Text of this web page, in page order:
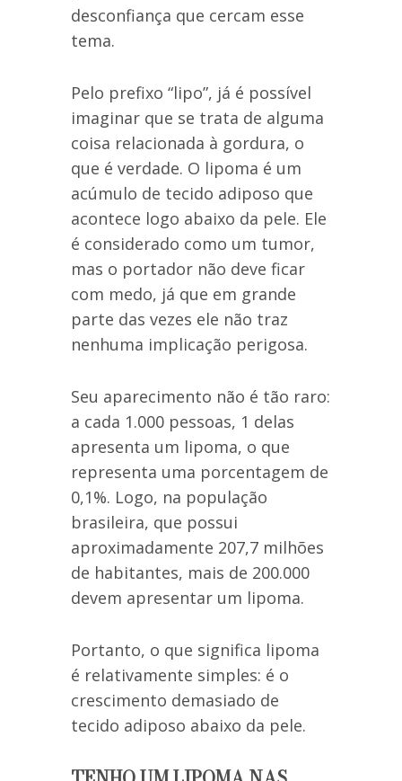
desconfiança que cercam esse
tema.
Pelo prefixo “lipo”, já é possível
imaginar que se trata de alguma
coisa relacionada à gordura, o
que é verdade. O lipoma é um
acúmulo de tecido adiposo que
acontece logo abaixo da pele. Ele
é considerado como um tumor,
mas o portador não deve ficar
com medo, já que em grande
parte das vezes ele não traz
nenhuma implicação perigosa.
Seu aparecimento não é tão raro:
a cada 1.000 pessoas, 1 delas
apresenta um lipoma, o que
representa uma porcentagem de
0,1%. Logo, na população
brasileira, que possui
aproximadamente 207,7 milhões
de habitantes, mais de 200.000
devem apresentar um lipoma.
Portanto, o que significa lipoma
é relativamente simples: é o
crescimento demasiado de
tecido adiposo abaixo da pele.